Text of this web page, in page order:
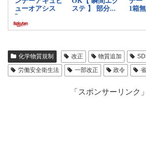
化学物質規制 改正 物質追加
労働安全衛生法
一部改正 政令
「スポンサーリンク」